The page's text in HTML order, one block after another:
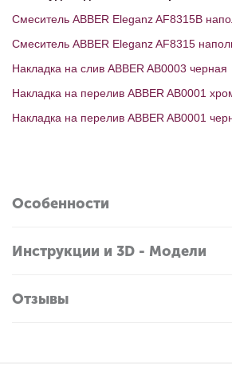
Смеситель ABBER Eleganz AF8315B
Смеситель ABBER Eleganz AF8315
Накладка на слив ABBER AB0003 черная
Накладка на перелив ABBER AB0001
Накладка на перелив ABBER AB0001
Особенности
Инструкции и 3D - Модели
Отзывы